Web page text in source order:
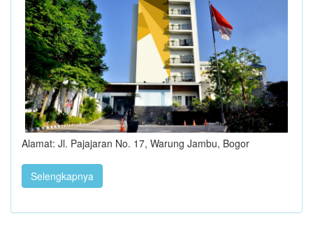
Alamat: Jl. Pajajaran No. 17, Warung Jambu, Bogor
Selengkapnya